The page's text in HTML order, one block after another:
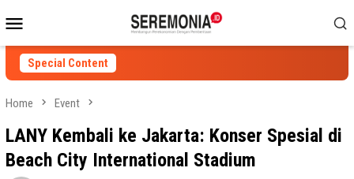
to
contentMenu
Special Content
Home Event
LANY Kembali ke Jakarta: Konser Spesial di
Beach City International Stadium